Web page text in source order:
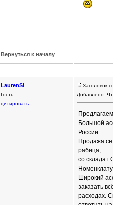
Вернуться к началу
LaurenSl
Гость
цитировать
Заголовок
Добавлено:
Большой
России.
Продажа
рабица,
со склада
Широкий
заказать
расходах.